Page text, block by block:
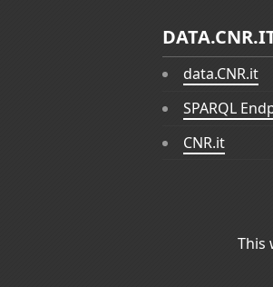
data.CNR.it
SPARQL
CNR.it
This